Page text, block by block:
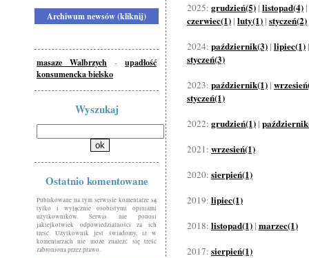
Archiwum newsów (kliknij)
masaze Walbrzych - upadłość
konsumencka bielsko
Wyszukaj
Ostatnio komentowane
Publikowane na tym serwisie komentarze są
tylko i wyłącznie osobistymi opiniami
użytkowników. Serwis nie ponosi
jakiejkolwiek odpowiedzialności za ich
treść. Użytkownik jest świadomy, iż w
komentarzach nie może znaleźć się treść
zabroniona przez prawo.
2025: grudzień(5) | listopad(4) |
czerwiec(1) | luty(1) | styczeń(2)
2024: październik(3) | lipiec(1)
styczeń(3)
2023: październik(1) |
styczeń(1)
2022: grudzień(1) |
2021: wrzesień(1)
2020: sierpień(1)
2019: lipiec(1)
2018: listopad(1) | marzec(1)
2017: sierpień(1)